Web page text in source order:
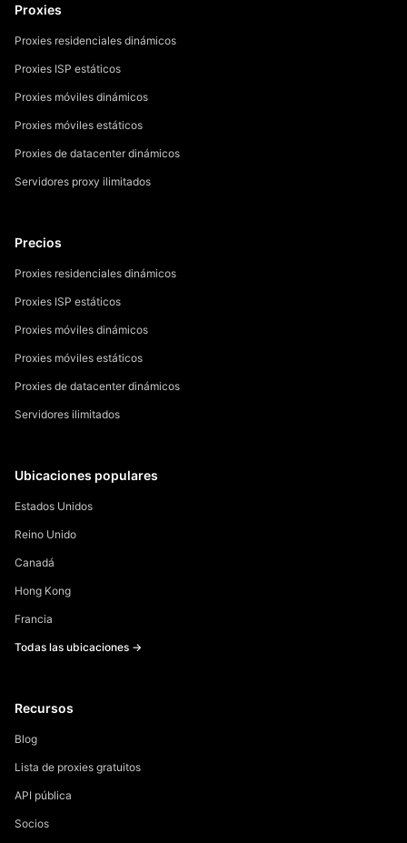
Proxies
Proxies residenciales dinámicos
Proxies ISP estáticos
Proxies móviles dinámicos
Proxies móviles estáticos
Proxies de datacenter dinámicos
Servidores proxy ilimitados
Precios
Proxies residenciales dinámicos
Proxies ISP estáticos
Proxies móviles dinámicos
Proxies móviles estáticos
Proxies de datacenter dinámicos
Servidores ilimitados
Ubicaciones populares
Estados Unidos
Reino Unido
Canadá
Hong Kong
Francia
Todas las ubicaciones →
Recursos
Blog
Lista de proxies gratuitos
API pública
Socios